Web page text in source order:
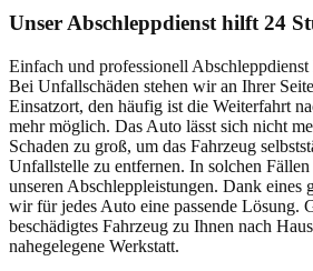
Unser Abschleppdienst hilft 24
Einfach und professionell
Bei Unfallschäden stehen wir an Ihrer
Einsatzort, den häufig ist die Weiterfahrt
mehr möglich. Das Auto lässt sich nicht
Schaden zu groß, um das Fahrzeug
Unfallstelle zu entfernen. In solchen
unseren Abschleppleistungen. Dank eines
wir für jedes Auto eine passende Lösung.
beschädigtes Fahrzeug zu Ihnen nach
nahegelegene Werkstatt.